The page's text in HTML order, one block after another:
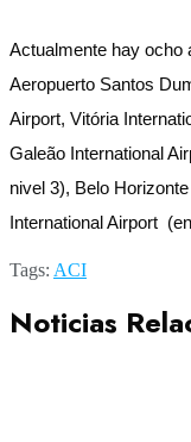
Actualmente hay ocho
Aeropuerto Santos
Airport, Vitória
Galeão International
nivel 3), Belo
International Airport
Tags: ACI
Noticias